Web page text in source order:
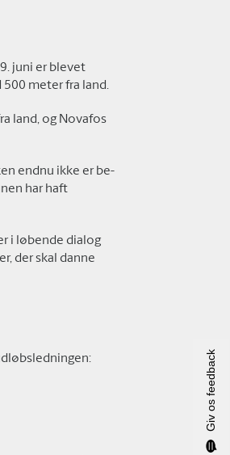
juni er blevet
meter fra land.
land, og Novafos
endnu ikke er be-
har haft
i løbende dialog
der skal danne
Giv os feedback